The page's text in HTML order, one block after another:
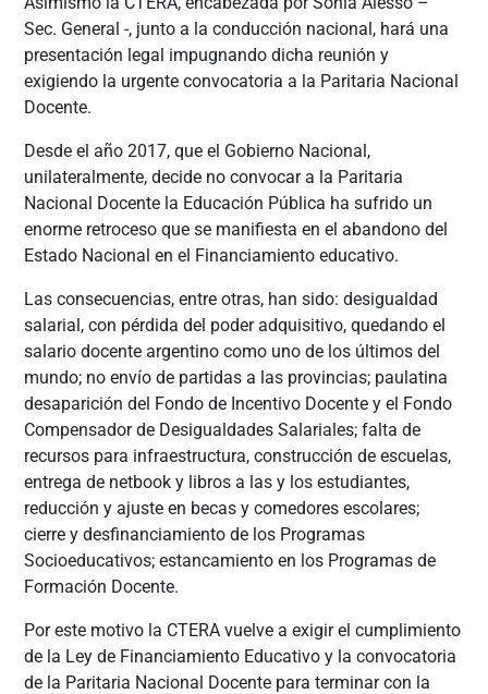
Sec. General -, junto a la conducción nacional, hará una
presentación legal impugnando dicha reunión y
exigiendo la urgente convocatoria a la Paritaria Nacional
Docente.
Desde el año 2017, que el Gobierno Nacional,
unilateralmente, decide no convocar a la Paritaria
Nacional Docente la Educación Pública ha sufrido un
enorme retroceso que se manifiesta en el abandono del
Estado Nacional en el Financiamiento educativo.
Las consecuencias, entre otras, han sido: desigualdad
salarial, con pérdida del poder adquisitivo, quedando el
salario docente argentino como uno de los últimos del
mundo; no envío de partidas a las provincias; paulatina
desaparición del Fondo de Incentivo Docente y el Fondo
Compensador de Desigualdades Salariales; falta de
recursos para infraestructura, construcción de escuelas,
entrega de netbook y libros a las y los estudiantes,
reducción y ajuste en becas y comedores escolares;
cierre y desfinanciamiento de los Programas
Socioeducativos; estancamiento en los Programas de
Formación Docente.
Por este motivo la CTERA vuelve a exigir el cumplimiento
de la Ley de Financiamiento Educativo y la convocatoria
de la Paritaria Nacional Docente para terminar con la